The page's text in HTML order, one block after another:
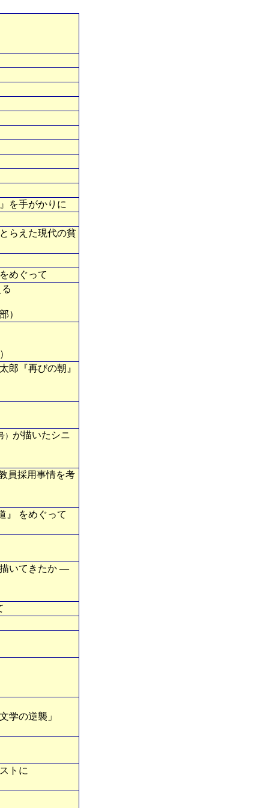
を手がかりに
らえた現代の貧
めぐって
）
『再びの朝』
が描いたシニ
員採用事情を考
』 をめぐって
いてきたか ―
の逆襲」
トに